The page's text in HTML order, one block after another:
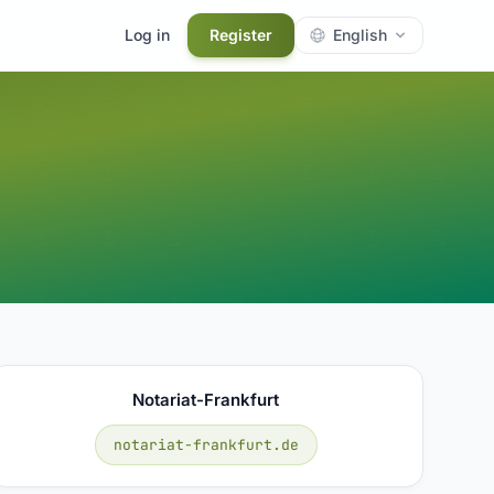
Log in Register English
Notariat-Frankfurt
notariat-frankfurt.de